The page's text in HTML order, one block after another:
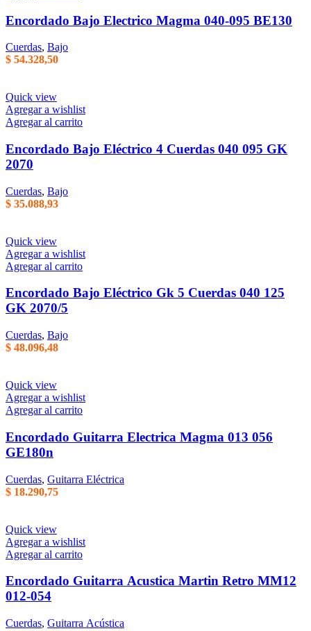
Encordado Bajo Electrico Magma 040-095 BE130
Cuerdas, Bajo
$ 54.328,50
Quick view
Agregar a wishlist
Agregar al carrito
Encordado Bajo Eléctrico 4 Cuerdas 040 095 GK
2070
Cuerdas, Bajo
$ 35.088,93
Quick view
Agregar a wishlist
Agregar al carrito
Encordado Bajo Eléctrico Gk 5 Cuerdas 040 125
GK 2070/5
Cuerdas, Bajo
$ 48.096,48
Quick view
Agregar a wishlist
Agregar al carrito
Encordado Guitarra Electrica Magma 013 056
GE180n
Cuerdas, Guitarra Eléctrica
$ 18.290,75
Quick view
Agregar a wishlist
Agregar al carrito
Encordado Guitarra Acustica Martin Retro MM12
012-054
Cuerdas, Guitarra Acústica